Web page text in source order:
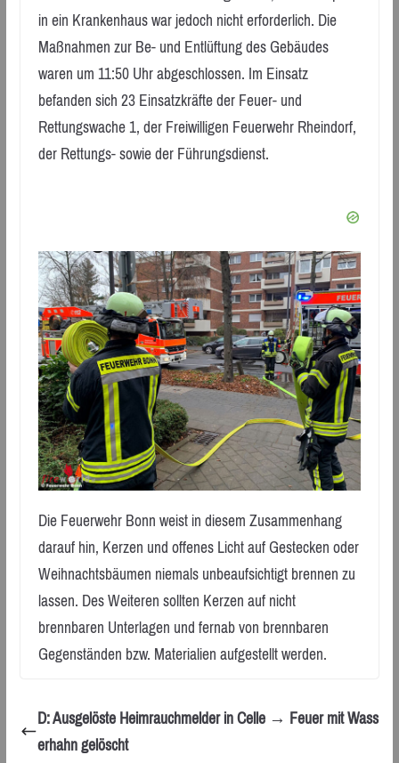
in ein Krankenhaus war jedoch nicht erforderlich. Die
Maßnahmen zur Be- und Entlüftung des Gebäudes
waren um 11:50 Uhr abgeschlossen. Im Einsatz
befanden sich 23 Einsatzkräfte der Feuer- und
Rettungswache 1, der Freiwilligen Feuerwehr Rheindorf,
der Rettungs- sowie der Führungsdienst.
Die Feuerwehr Bonn weist in diesem Zusammenhang
darauf hin, Kerzen und offenes Licht auf Gestecken oder
Weihnachtsbäumen niemals unbeaufsichtigt brennen zu
lassen. Des Weiteren sollten Kerzen auf nicht
brennbaren Unterlagen und fernab von brennbaren
Gegenständen bzw. Materialien aufgestellt werden.
D: Ausgelöste Heimrauchmelder in Celle → Feuer mit Wass
erhahn gelöscht